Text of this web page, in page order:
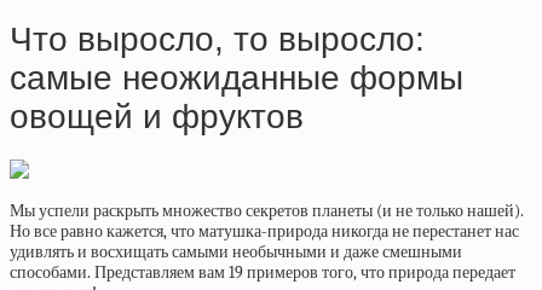
Что выросло, то выросло:
самые неожиданные формы
овощей и фруктов
Мы успели раскрыть множество секретов планеты (и не только нашей).
Но все равно кажется, что матушка-природа никогда не перестанет нас
удивлять и восхищать самыми необычными и даже смешными
способами. Представляем вам 19 примеров того, что природа передает